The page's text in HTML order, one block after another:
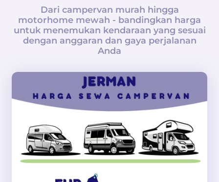
Dari campervan murah hingga
motorhome mewah - bandingkan harga
untuk menemukan kendaraan yang sesuai
dengan anggaran dan gaya perjalanan
Anda